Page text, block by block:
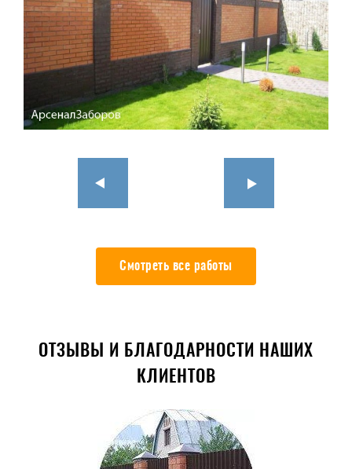
Смотреть все работы
ОТЗЫВЫ И БЛАГОДАРНОСТИ НАШИХ
КЛИЕНТОВ